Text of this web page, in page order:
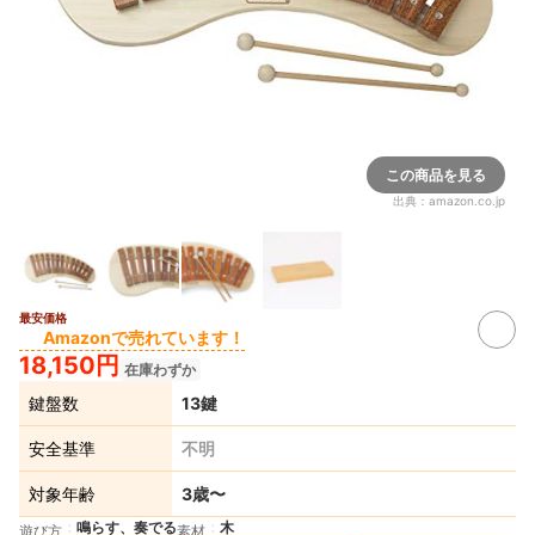
この商品を見る
出典： amazon.co.jp
最安価格
Amazonで売れています！
18,150円 在庫わずか
鍵盤数 13鍵
安全基準 不明
対象年齢 3歳〜
遊び方 鳴らす、奏でる素材 木